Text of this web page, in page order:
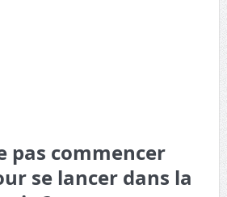
pas commencer
se lancer dans la